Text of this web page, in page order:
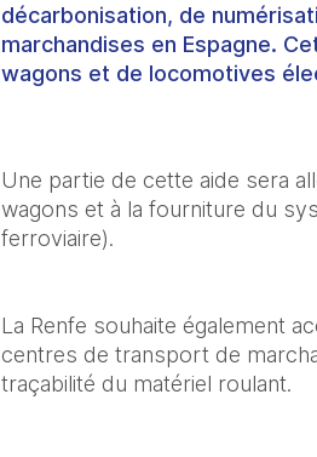
décarbonisation, de
marchandises en Espagne.
wagons et de locomotives
Une partie de cette aide sera
wagons et à la fourniture du
ferroviaire).
La Renfe souhaite également
centres de transport de
traçabilité du matériel roulant.